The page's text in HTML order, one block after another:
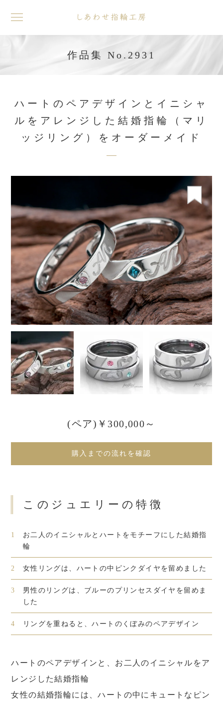
toggle
navigation
作品集 No.2931
ハートのペアデザインとイニシャ
ルをアレンジした結婚指輪（マリ
ッジリング）をオーダーメイド
(ペア)￥300,000～
購入までの流れを確認
このジュエリーの特徴
1
お二人のイニシャルとハートをモチーフにした結婚指
輪
2 女性リングは、ハートの中ピンクダイヤを留めました
3
男性のリングは、ブルーのプリンセスダイヤを留めま
した
4 リングを重ねると、ハートのくぼみのペアデザイン
ハートのペアデザインと、お二人のイニシャルをア
レンジした結婚指輪
女性の結婚指輪には、ハートの中にキュートなピン